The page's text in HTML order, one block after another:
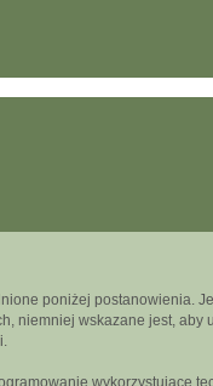
poniżej
niemniej wskazane jest,